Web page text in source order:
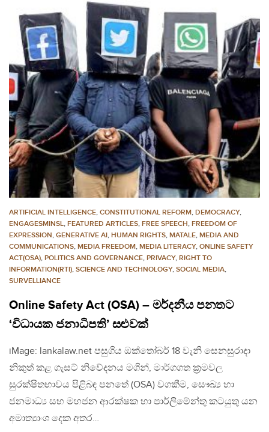
ARTIFICIAL INTELLIGENCE, CONSTITUTIONAL REFORM, DEMOCRACY,
ENGAGESMINSL, FEATURED ARTICLES, FREE SPEECH, FREEDOM OF
EXPRESSION, GENERATIVE AI, HUMAN RIGHTS, MATALE, MEDIA AND
COMMUNICATIONS, MEDIA FREEDOM, MEDIA LITERACY, ONLINE SAFETY
ACT(OSA), POLITICS AND GOVERNANCE, PRIVACY, RIGHT TO
INFORMATION(RTI), SCIENCE AND TECHNOLOGY, SOCIAL MEDIA,
SURVELLIANCE
Online Safety Act (OSA) – මර්දනීය පනතට
‘විධායක ජනාධිපති’ සළුවක්
iMage: lankalaw.net පසුගිය ඔක්තෝබර් 18 වැනි සෙනසුරාදා
නිකුත් කළ ගැසට් නිවේදනය මගින්, මාර්ගගත ක්‍රමවල
සුරක්ෂිතභාවය පිළිබඳ පනතේ (OSA) වගකීම, සෞඛ්‍ය හා
ජනමාධ්‍ය සහ මහජන ආරක්ෂක හා පාර්ලිමේන්තු කටයුතු යන
අමාත්‍යාංශ දෙක අතර…